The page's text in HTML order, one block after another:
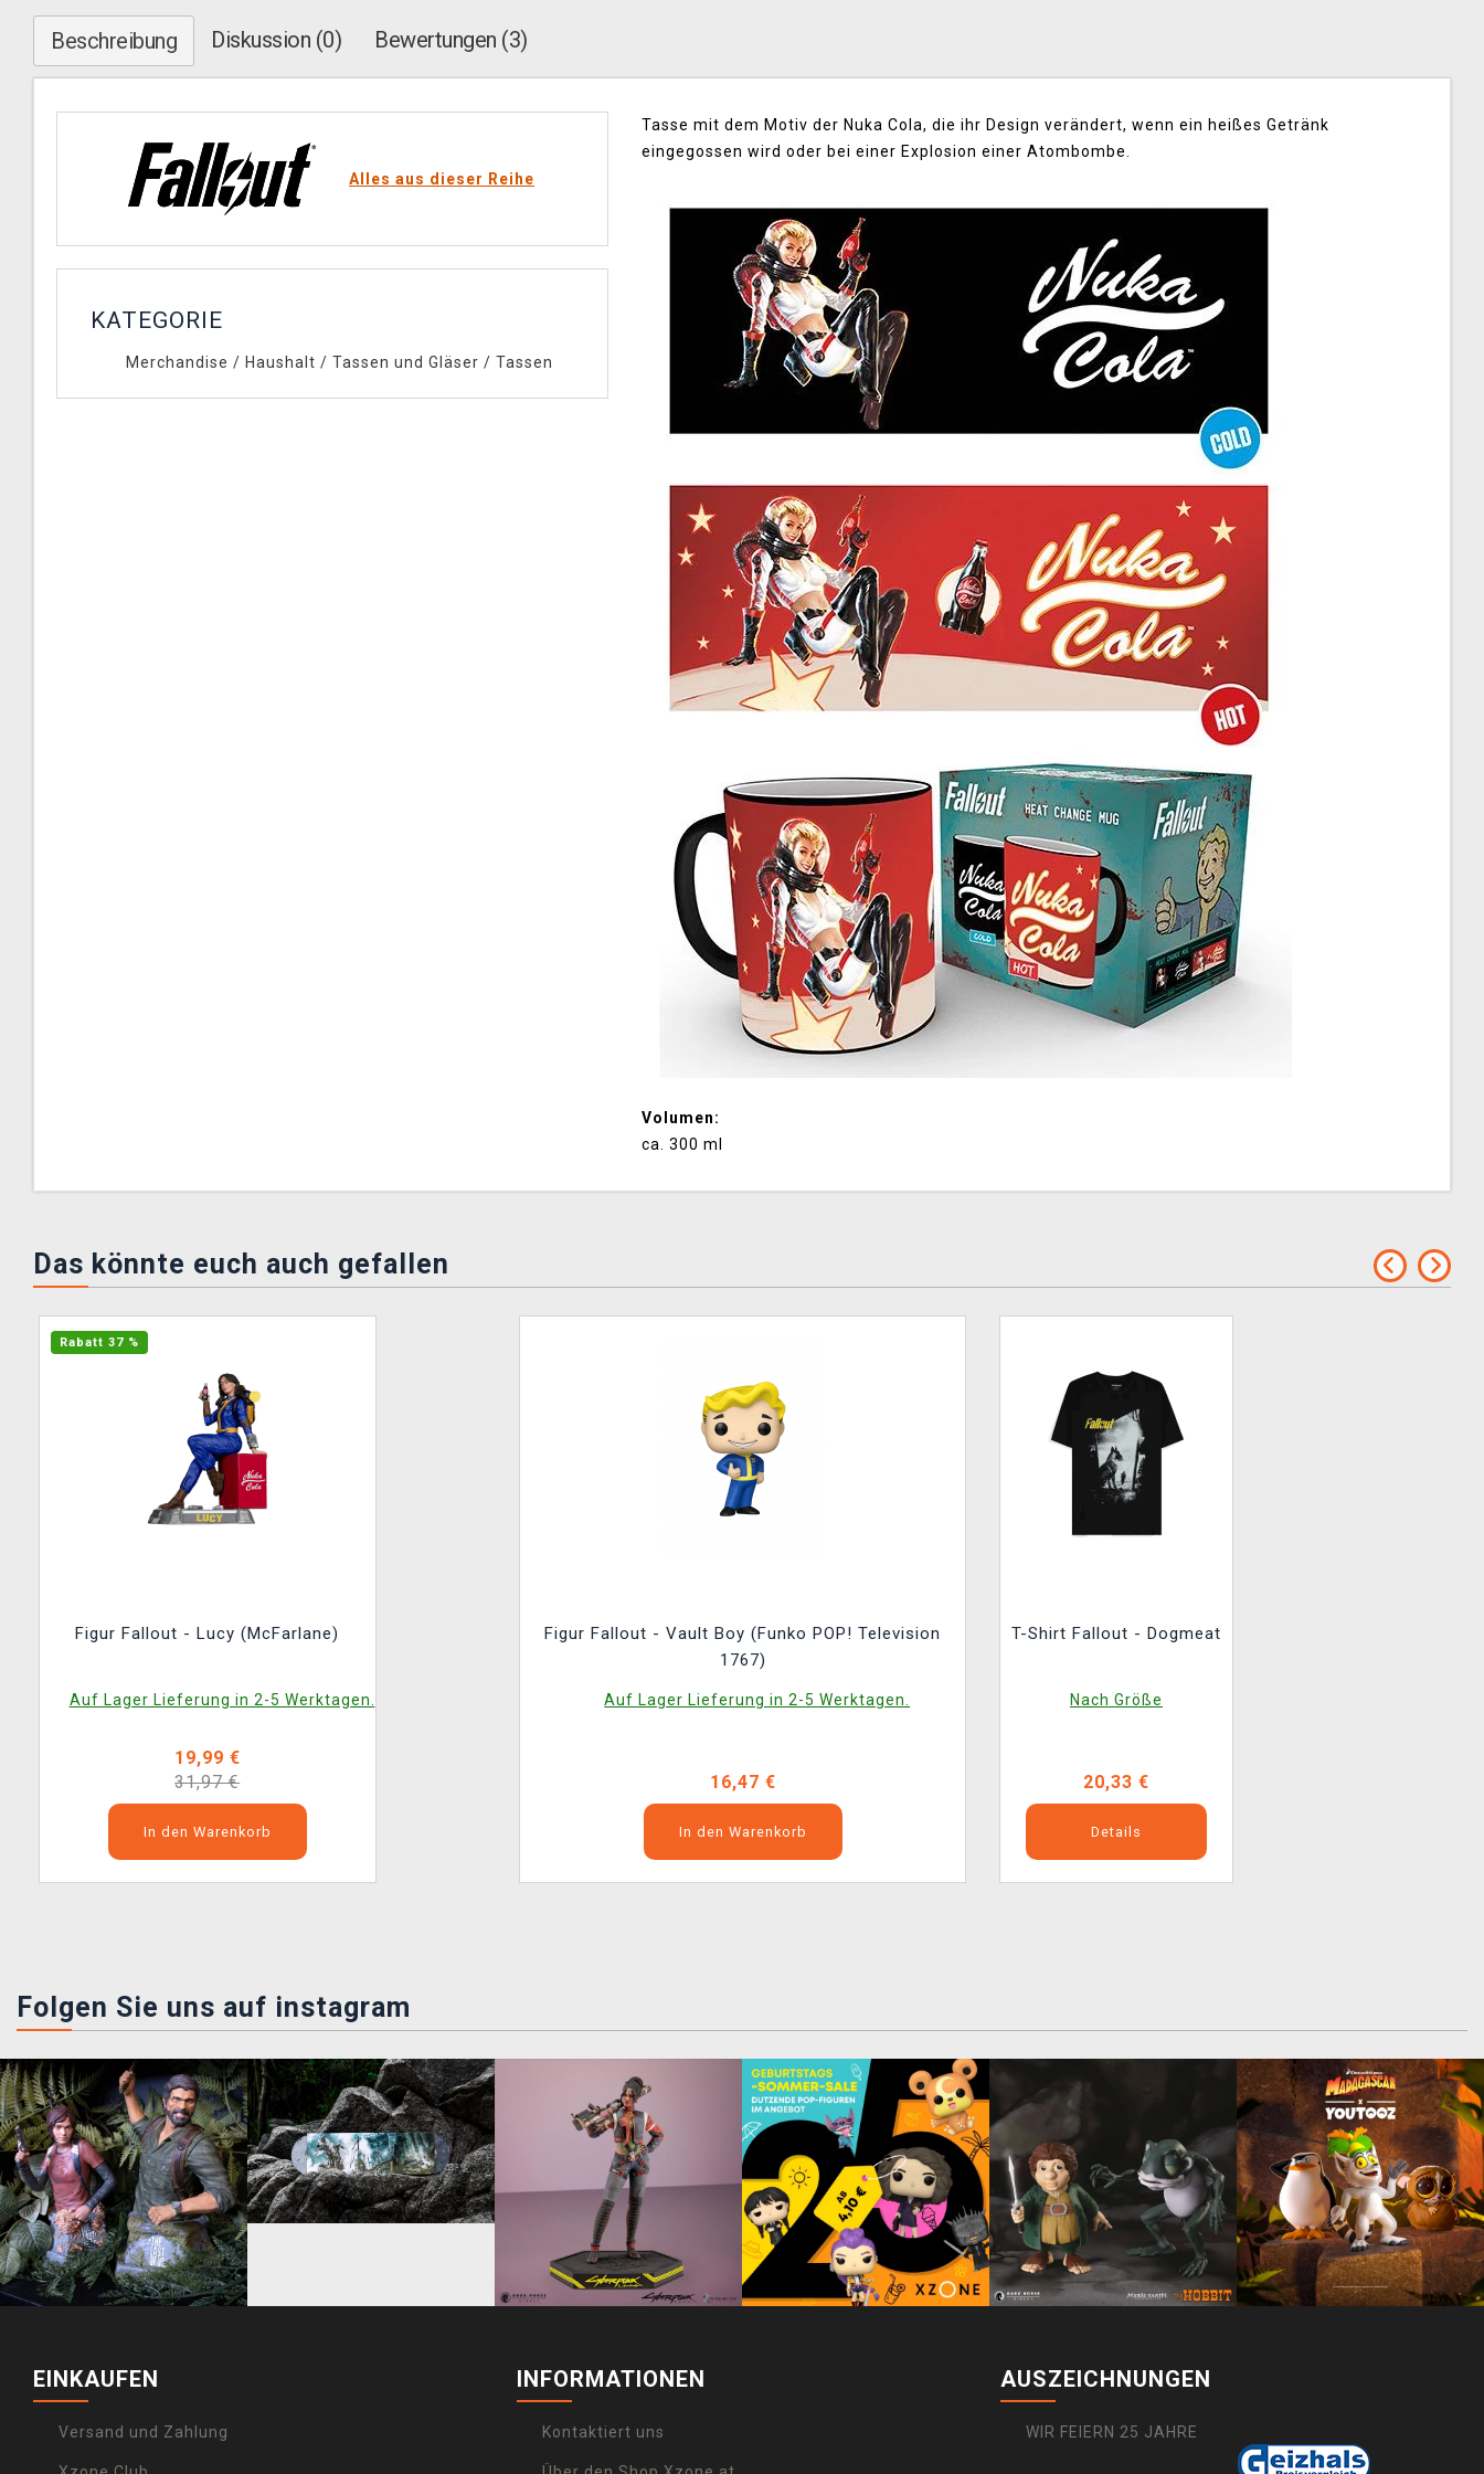
Beschreibung Diskussion (0) Bewertungen (3)
Alles aus dieser Reihe
KATEGORIE
Merchandise / Haushalt / Tassen und Gläser / Tassen
Tasse mit dem Motiv der Nuka Cola, die ihr Design verändert, wenn ein heißes Getränk
eingegossen wird oder bei einer Explosion einer Atombombe.
Volumen:
ca. 300 ml
Das könnte euch auch gefallen
Rabatt 37 %
Figur Fallout - Lucy (McFarlane)
Auf Lager Lieferung in 2-5 Werktagen.
19,99 €
31,97 €
In den Warenkorb
Figur Fallout - Vault Boy (Funko POP! Television
1767)
Auf Lager Lieferung in 2-5 Werktagen.
16,47 €
In den Warenkorb
T-Shirt Fallout - Dogmeat
Nach Größe
20,33 €
Details
Folgen Sie uns auf instagram
EINKAUFEN
Versand und Zahlung
INFORMATIONEN
Kontaktiert uns
AUSZEICHNUNGEN
WIR FEIERN 25 JAHRE